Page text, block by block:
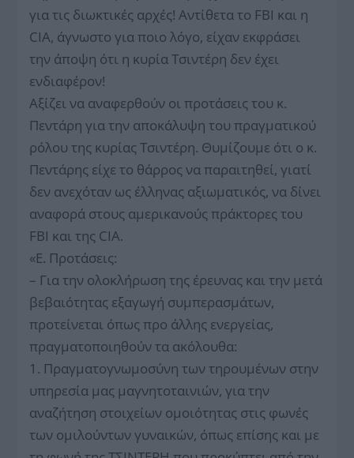
για τις διωκτικές αρχές! Αντίθετα το FBI και η
CIA, άγνωστο για ποιο λόγο, είχαν εκφράσει
την άποψη ότι η κυρία Τσιντέρη δεν έχει
ενδιαφέρον!
Αξίζει να αναφερθούν οι προτάσεις του κ.
Πεντάρη για την αποκάλυψη του πραγματικού
ρόλου της κυρίας Τσιντέρη. Θυμίζουμε ότι ο κ.
Πεντάρης είχε το θάρρος να παραιτηθεί, γιατί
δεν ανεχόταν ως έλληνας αξιωματικός, να δίνει
αναφορά στους αμερικανούς πράκτορες του
FBI και της CIA.
«Ε. Προτάσεις:
– Για την ολοκλήρωση της έρευνας και την μετά
βεβαιότητας εξαγωγή συμπερασμάτων,
προτείνεται όπως προ άλλης ενεργείας,
πραγματοποιηθούν τα ακόλουθα:
1. Πραγματογνωμοσύνη των τηρουμένων στην
υπηρεσία μας μαγνητοταινιών, για την
αναζήτηση στοιχείων ομοιότητας στις φωνές
των ομιλούντων γυναικών, όπως επίσης και με